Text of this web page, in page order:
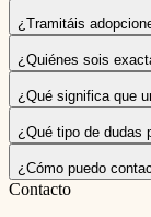
¿Tramitáis
¿Quiénes sois
¿Qué significa que
¿Qué tipo de dudas
¿Cómo puedo
Contacto